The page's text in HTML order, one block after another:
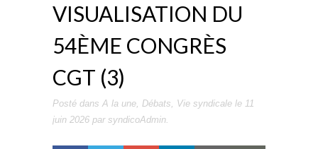
VISUALISATION DU
54ÈME CONGRÈS
CGT (3)
Posté dans A la une, Débats, Vie syndicale le 11
juin 2026 par syndicoAdmin.